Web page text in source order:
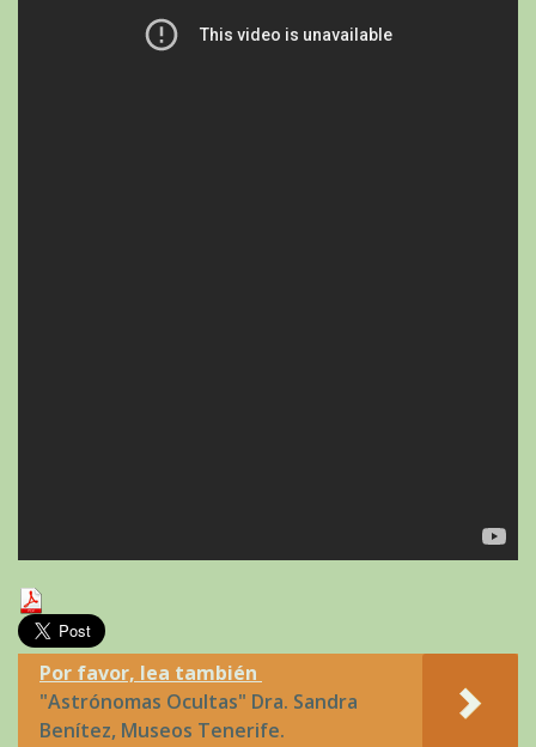
Por favor, lea también
"Astrónomas Ocultas" Dra. Sandra
Benítez, Museos Tenerife.